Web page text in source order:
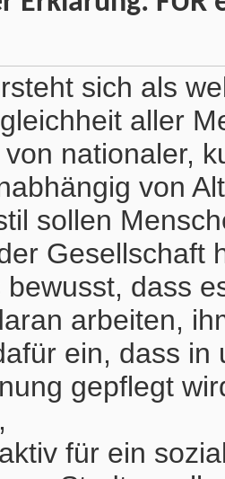
sich als
aller
nationaler,
von
sollen
Gesellschaft
dass
arbeiten,
ein, dass
gepflegt
für ein